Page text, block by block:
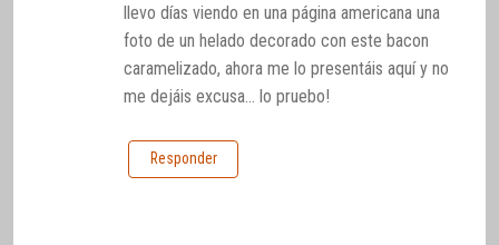
llevo días viendo en una página americana una
foto de un helado decorado con este bacon
caramelizado, ahora me lo presentáis aquí y no
me dejáis excusa… lo pruebo!
Responder